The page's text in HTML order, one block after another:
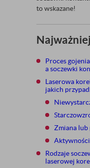
to wskazane!
Proces
a soczewki
Laserowa
jakich
Zmiana
Rodzaje
laserowej